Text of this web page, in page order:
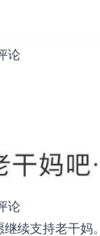
论
论
续支持老干妈。